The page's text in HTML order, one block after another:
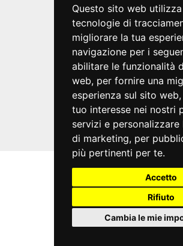
Questo sito web
tecnologie di
migliorare la tua
navigazione per i
abilitare le funzionalità
web, per fornire una
esperienza sul sito web,
tuo interesse nei nostri
servizi e personalizzare
di marketing, per
più pertinenti per te.
Accetto
Rifiuto
Cambia le mie
Società a socio unico
Via Antonio Canova 16/20
40138 Bologna
Condizioni generali
Guida al servizio
Domande frequenti
Assistenza
Recupero prenotazioni
Visualizza ricevuta